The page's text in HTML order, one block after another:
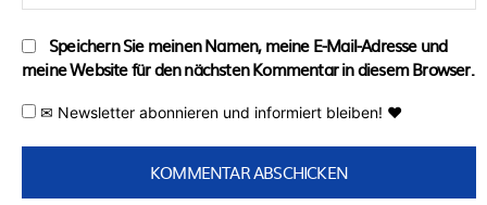
Speichern Sie meinen Namen, meine E-Mail-Adresse und
meine Website für den nächsten Kommentar in diesem Browser.
✉ Newsletter abonnieren und informiert bleiben! ♥